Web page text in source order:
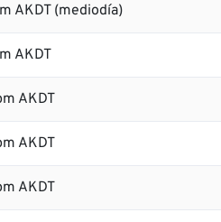
AKDT (mediodía)
AKDT
AKDT
AKDT
AKDT